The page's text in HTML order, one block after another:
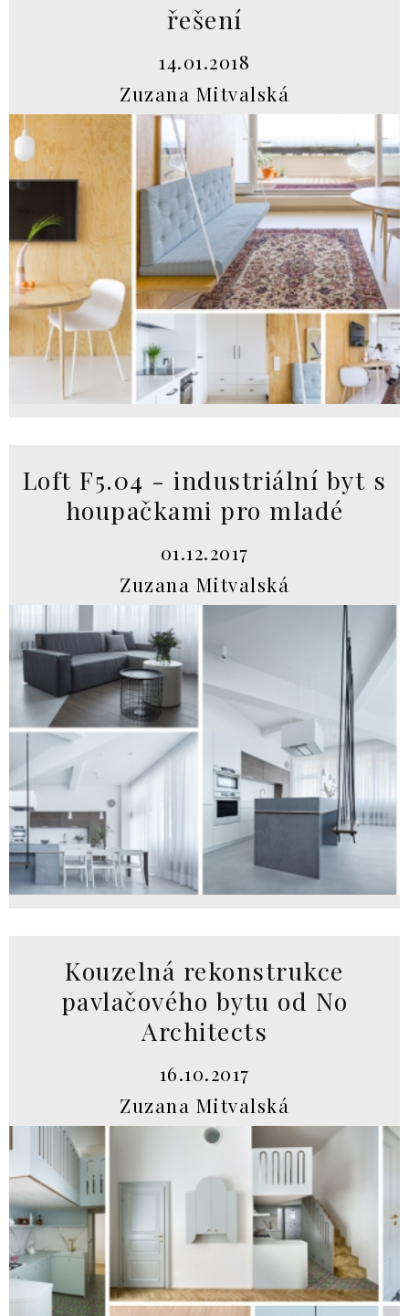
řešení
14.01.2018
Zuzana Mitvalská
Loft F5.04 - industriální byt s
houpačkami pro mladé
01.12.2017
Zuzana Mitvalská
Kouzelná rekonstrukce
pavlačového bytu od No
Architects
16.10.2017
Zuzana Mitvalská